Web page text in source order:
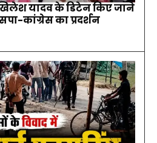
यादव के डिटेन किए जाने
कांग्रेस का प्रदर्शन